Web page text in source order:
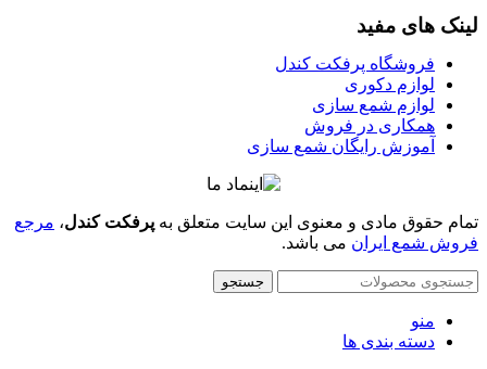
لینک های مفید
فروشگاه پرفکت کندل
لوازم دکوری
لوازم شمع سازی
همکاری در فروش
آموزش رایگان شمع سازی
تمام حقوق مادی و معنوی این سایت متعلق به پرفکت کندل، مرجع
فروش شمع ایران می باشد.
جستجو
منو
دسته بندی ها